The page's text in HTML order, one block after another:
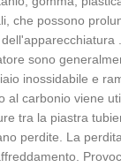
che possono
.
sono
inossidabile e
al carbonio viene
tra la piastra
perdite. La